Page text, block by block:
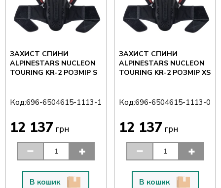
ЗАХИСТ СПИНИ
ALPINESTARS NUCLEON
TOURING KR-2 РОЗМІР S
Код:696-6504615-1113-1
12 137 грн
В кошик
ЗАХИСТ СПИНИ
ALPINESTARS NUCLEON
TOURING KR-2 РОЗМІР XS
Код:696-6504615-1113-0
12 137 грн
В кошик